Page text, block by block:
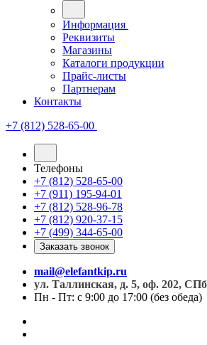
Информация
Реквизиты
Магазины
Каталоги продукции
Прайс-листы
Партнерам
Контакты
+7 (812) 528-65-00
Телефоны
+7 (812) 528-65-00
+7 (911) 195-94-01
+7 (812) 528-96-78
+7 (812) 920-37-15
+7 (499) 344-65-00
Заказать звонок
mail@elefantkip.ru
ул. Таллинская, д. 5, оф. 202,
Пн - Пт: с 9:00 до 17:00 (без обеда)